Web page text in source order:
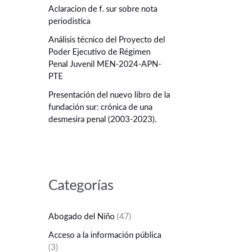
Aclaracion de f. sur sobre nota
periodistica
Análisis técnico del Proyecto del
Poder Ejecutivo de Régimen
Penal Juvenil MEN-2024-APN-
PTE
Presentación del nuevo libro de la
fundación sur: crónica de una
desmesira penal (2003-2023).
Categorías
Abogado del Niño (47)
Acceso a la información pública
(3)